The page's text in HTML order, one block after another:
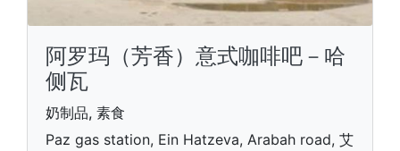
阿罗玛（芳香）意式咖啡吧－哈
侧瓦
奶制品, 素食
Paz gas station, Ein Hatzeva, Arabah road, 艾